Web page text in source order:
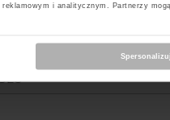
i analitycznym. Partnerzy
Spersonalizuj